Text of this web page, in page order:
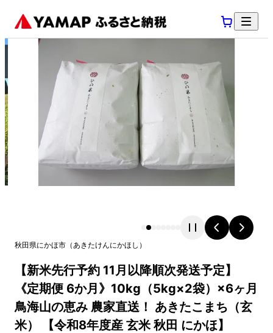
秋田県にかほ市 （あきたけんにかほし ）
【新米先行予約 11月以降順次発送予定】
《定期便 6か月》10kg（5kg×2袋）×6ヶ月
鳥海山の恵み 農家直送！ あきたこまち（玄
米） 【令和8年度産 玄米 秋田 にかほ】